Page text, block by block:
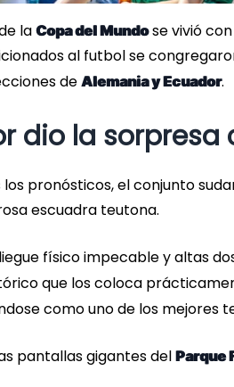
la Copa del Mundose vivió
al futbol se
de Alemania y Ecuador.
dio la
pronósticos, el conjunto
escuadra teutona.
físico impecable y altas
que los coloca
como uno de los mejores
pantallas gigantes del Parque